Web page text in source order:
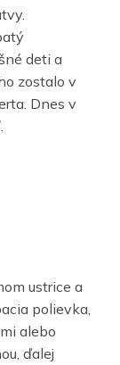
deti a
zostalo v
Dnes v
ustrice a
polievka,
alebo
ďalej